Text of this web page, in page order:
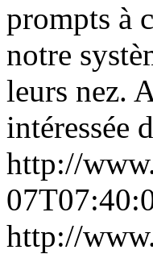
prompts à
notre
leurs nez.
intéressée
http://
http://